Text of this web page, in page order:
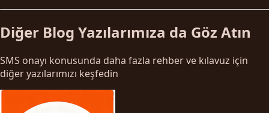
Diğer Blog Yazılarımıza da Göz Atın
SMS onayı konusunda daha fazla rehber ve kılavuz için
diğer yazılarımızı keşfedin